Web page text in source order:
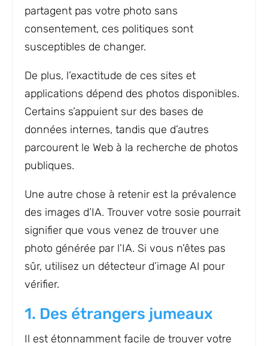
partagent pas votre photo sans
consentement, ces politiques sont
susceptibles de changer.
De plus, l’exactitude de ces sites et
applications dépend des photos disponibles.
Certains s’appuient sur des bases de
données internes, tandis que d’autres
parcourent le Web à la recherche de photos
publiques.
Une autre chose à retenir est la prévalence
des images d’IA. Trouver votre sosie pourrait
signifier que vous venez de trouver une
photo générée par l’IA. Si vous n’êtes pas
sûr, utilisez un détecteur d’image AI pour
vérifier.
1. Des étrangers jumeaux
Il est étonnamment facile de trouver votre